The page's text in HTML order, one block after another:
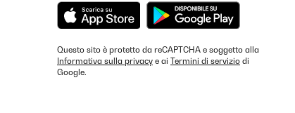
Questo sito è protetto da reCAPTCHA e soggetto alla
Informativa sulla privacy e ai Termini di servizio di
Google.